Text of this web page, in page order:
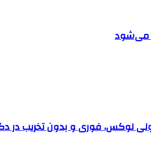
می‌شود
لوکس، فوری و بدون تخریب در